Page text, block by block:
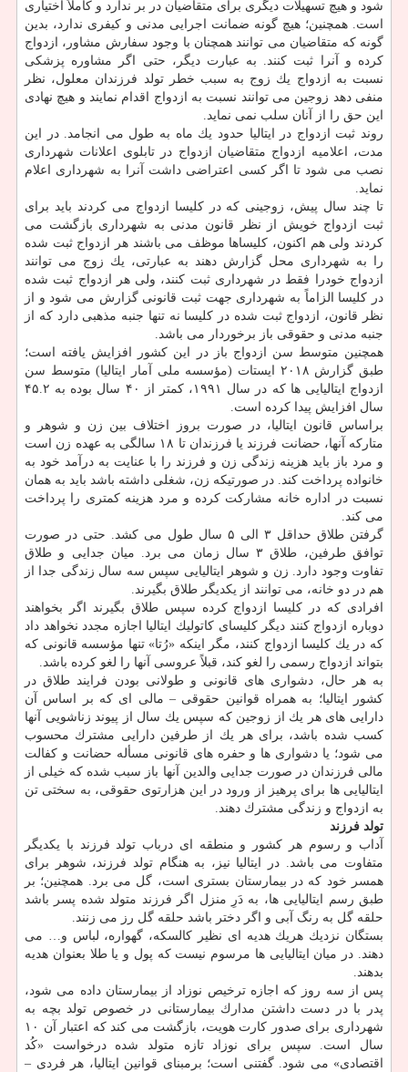
شود و هیچ تسهیلات دیگری برای متقاضیان در بر ندارد و كاملاً اختیاری
است. همچنین؛ هیچ گونه ضمانت اجرایی مدنی و كیفری ندارد، بدین
گونه كه متقاضیان می توانند همچنان با وجود سفارش مشاور، ازدواج
كرده و آنرا ثبت كنند. به عبارت دیگر، حتی اگر مشاوره پزشكی
نسبت به ازدواج یك زوج به سبب خطر تولد فرزندان معلول، نظر
منفی دهد زوجین می توانند نسبت به ازدواج اقدام نمایند و هیچ نهادی
این حق را از آنان سلب نمی نماید.
روند ثبت ازدواج در ایتالیا حدود یك ماه به طول می انجامد. در این
مدت، اعلامیه ازدواج متقاضیان ازدواج در تابلوی اعلانات شهرداری
نصب می شود تا اگر كسی اعتراضی داشت آنرا به شهرداری اعلام
نماید.
تا چند سال پیش، زوجینی كه در كلیسا ازدواج می كردند باید برای
ثبت ازدواج خویش از نظر قانون مدنی به شهرداری بازگشت می
كردند ولی هم اكنون، كلیساها موظف می باشند هر ازدواج ثبت شده
را به شهرداری محل گزارش دهند به عبارتی، یك زوج می توانند
ازدواج خودرا فقط در شهرداری ثبت كنند، ولی هر ازدواج ثبت شده
در كلیسا الزاماً به شهرداری جهت ثبت قانونی گزارش می شود و از
نظر قانون، ازدواج ثبت شده در كلیسا نه تنها جنبه مذهبی دارد كه از
جنبه مدنی و حقوقی باز برخوردار می باشد.
همچنین متوسط سن ازدواج باز در این كشور افزایش یافته است؛
طبق گزارش ۲۰۱۸ ایستات (مؤسسه ملی آمار ایتالیا) متوسط سن
ازدواج ایتالیایی ها كه در سال ۱۹۹۱، كمتر از ۴۰ سال بوده به ۴۵.۲
سال افزایش پیدا كرده است.
براساس قانون ایتالیا، در صورت بروز اختلاف بین زن و شوهر و
متاركه آنها، حضانت فرزند یا فرزندان تا ۱۸ سالگی به عهده زن است
و مرد باز باید هزینه زندگی زن و فرزند را با عنایت به درآمد خود به
خانواده پرداخت كند. در صورتیكه زن، شغلی داشته باشد باید به همان
نسبت در اداره خانه مشاركت كرده و مرد هزینه كمتری را پرداخت
می كند.
گرفتن طلاق حداقل ۳ الی ۵ سال طول می كشد. حتی در صورت
توافق طرفین، طلاق ۳ سال زمان می برد. میان جدایی و طلاق
تفاوت وجود دارد. زن و شوهر ایتالیایی سپس سه سال زندگی جدا از
هم در دو خانه، می توانند از یكدیگر طلاق بگیرند.
افرادی كه در كلیسا ازدواج كرده سپس طلاق بگیرند اگر بخواهند
دوباره ازدواج كنند دیگر كلیسای كاتولیك ایتالیا اجازه مجدد نخواهد داد
كه در یك كلیسا ازدواج كنند، مگر اینكه «رُتا» تنها مؤسسه قانونی كه
بتواند ازدواج رسمی را لغو كند، قبلاً عروسی آنها را لغو كرده باشد.
به هر حال، دشواری های قانونی و طولانی بودن فرایند طلاق در
كشور ایتالیا؛ به همراه قوانین حقوقی – مالی ای كه بر اساس آن
دارایی های هر یك از زوجین كه سپس یك سال از پیوند زناشویی آنها
كسب شده باشد، برای هر یك از طرفین دارایی مشترك محسوب
می شود؛ یا دشواری ها و حفره های قانونی مسأله حضانت و كفالت
مالی فرزندان در صورت جدایی والدین آنها باز سبب شده كه خیلی از
ایتالیایی ها برای پرهیز از ورود در این هزارتوی حقوقی، به سختی تن
به ازدواج و زندگی مشترك دهند.
تولد فرزند
آداب و رسوم هر كشور و منطقه ای درباب تولد فرزند با یكدیگر
متفاوت می باشد. در ایتالیا نیز، به هنگام تولد فرزند، شوهر برای
همسر خود كه در بیمارستان بستری است، گل می برد. همچنین؛ بر
طبق رسم ایتالیایی ها، به دَرِ منزل اگر فرزند متولد شده پسر باشد
حلقه گل به رنگ آبی و اگر دختر باشد حلقه گل رز می زنند.
بستگان نزدیك هریك هدیه ای نظیر كالسكه، گهواره، لباس و… می
دهند. در میان ایتالیایی ها مرسوم نیست كه پول و یا طلا بعنوان هدیه
بدهند.
پس از سه روز كه اجازه ترخیص نوزاد از بیمارستان داده می شود،
پدر با در دست داشتن مدارك بیمارستانی در خصوص تولد بچه به
شهرداری برای صدور كارت هویت، بازگشت می كند كه اعتبار آن ۱۰
سال است. سپس برای نوزاد تازه متولد شده درخواست «كُد
اقتصادی» می شود. گفتنی است؛ برمبنای قوانین ایتالیا، هر فردی –